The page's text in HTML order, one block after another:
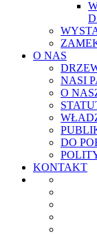
O NAS
NASI
O
DO
KONTAKT